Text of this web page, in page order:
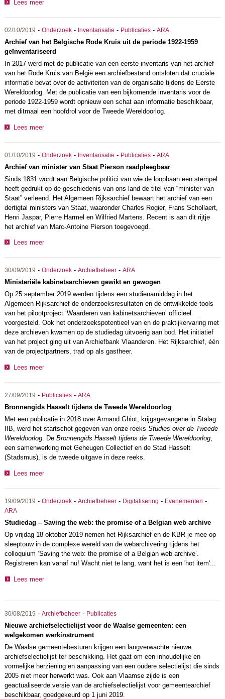
Lees meer
02/10/2019 - Onderzoek- Inventarisatie - Publicaties- ARA
Archief van het Belgische Rode Kruis uit de periode 1922-1959
geïnventariseerd
In 2017 werd met de publicatie van een eerste inventaris van het archief
van het Rode Kruis van België een archiefbestand ontsloten dat cruciale
informatie bevat over de activiteiten van de organisatie tijdens de Eerste
Wereldoorlog. Met de publicatie van een bijkomende inventaris voor de
periode 1922-1959 wordt opnieuw een schat aan informatie beschikbaar,
met ditmaal een hoofdrol voor de Tweede Wereldoorlog.
Lees meer
01/10/2019 - Onderzoek- Inventarisatie - Publicaties- ARA
Archief van minister van Staat Pierson raadpleegbaar
Sinds 1831 wordt aan Belgische politici van wie de loopbaan een stempel
heeft gedrukt op de geschiedenis van ons land de titel van “minister van
Staat” verleend. Het Algemeen Rijksarchief bewaart het archief van een
dertigtal ministers van Staat, waaronder Charles Rogier, Frans Schollaert,
Henri Jaspar, Pierre Harmel en Wilfried Martens. Recent is aan dit rijtje
het archief van Marc-Antoine Pierson toegevoegd.
Lees meer
30/09/2019 - Onderzoek- Archiefbeheer- ARA
Ministeriële kabinetsarchieven gewikt en gewogen
Op 25 september 2019 werden tijdens een studienamiddag in het
Algemeen Rijksarchief de onderzoeksresultaten en de ontwikkelde tools
van het pilootproject ‘Waarderen van kabinetsarchieven’ officieel
voorgesteld. Ook het onderzoekspotentieel van en de praktijkervaring met
deze archieven kwamen op de studiedag uitvoerig aan bod. Het initiatief
van het project ging uit van Archiefbank Vlaanderen. Het Rijksarchief, één
van de projectpartners, trad op als gastheer.
Lees meer
27/09/2019 - Publicaties- ARA
Bronnengids Hasselt tijdens de Tweede Wereldoorlog
Met een publicatie in 2018 over Armand Ghiot, krijgsgevangene in Stalag
IIB, werd het startschot gegeven van onze reeks Studies over de Tweede
Wereldoorlog. De Bronnengids Hasselt tijdens de Tweede Wereldoorlog,
een samenwerking met Geheugen Collectief en de Stad Hasselt
(Stadsmus), is de tweede uitgave in deze reeks.
Lees meer
19/09/2019 - Onderzoek- Archiefbeheer- Digitalisering - Evenementen -
ARA
Studiedag – Saving the web: the promise of a Belgian web archive
Op vrijdag 18 oktober 2019 nemen het Rijksarchief en de KBR je mee op
sleeptouw in de complexe wereld van de webarchivering tijdens het
colloquium ‘Saving the web: the promise of a Belgian web archive’.
Registreren kan vanaf nu! Wacht niet te lang, want het is een 'hot item'...
Lees meer
30/08/2019 - Archiefbeheer- Publicaties
Nieuwe archiefselectielijst voor de Waalse gemeenten: een
welgekomen werkinstrument
De Waalse gemeentebesturen krijgen een langverwachte nieuwe
archiefselectielijst ter beschikking. Het gaat om een inhoudelijke en
vormelijke herziening en aanpassing van een oudere selectielijst die sinds
2005 niet meer herwerkt was. Ook aan Vlaamse zijde is een
geactualiseerde versie van de archiefselectielijst voor gemeentearchief
beschikbaar, goedgekeurd op 1 juni 2019.